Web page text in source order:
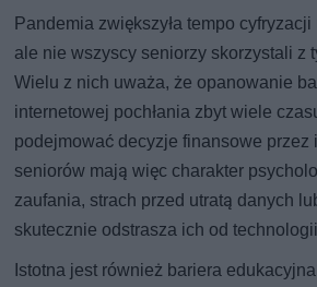
Pandemia zwiększyła tempo cyfryzacji
ale nie wszyscy seniorzy skorzystali z
Wielu z nich uważa, że opanowanie
internetowej pochłania zbyt wiele
podejmować decyzje finansowe przez
seniorów mają więc charakter
zaufania, strach przed utratą danych
skutecznie odstrasza ich od
Istotna jest również bariera